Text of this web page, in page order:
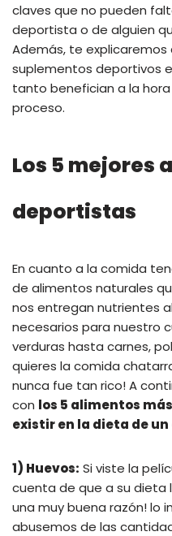
claves que no pueden
deportista o de alguien
Además, te
suplementos deportivos
tanto benefician a la
proceso.
Los 5 mejores
deportistas
En cuanto a la comida
de alimentos naturales
nos entregan nutrientes
necesarios para nuestro
verduras hasta carnes,
quieres la comida
nunca fue tan rico! A
con los 5 alimentos
existir en la dieta de
1) Huevos: Si viste la
cuenta de que a su dieta
una muy buena razón! lo
abusemos de las